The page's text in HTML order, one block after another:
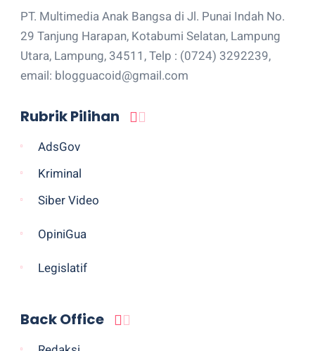
PT. Multimedia Anak Bangsa di Jl. Punai Indah No.
29 Tanjung Harapan, Kotabumi Selatan, Lampung
Utara, Lampung, 34511, Telp : (0724) 3292239,
email: blogguacoid@gmail.com
Rubrik Pilihan
AdsGov
Kriminal
Siber Video
OpiniGua
Legislatif
Back Office